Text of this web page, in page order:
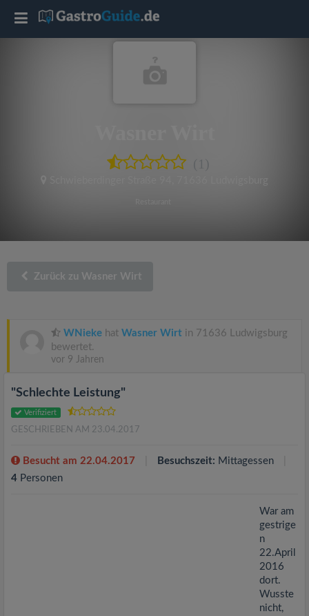
(1)
Zurück zu Wasner Wirt
WNieke hat Wasner Wirt in 71636 Ludwigsburg
bewertet.
vor 9 Jahren
"Schlechte Leistung"
Verifiziert
GESCHRIEBEN AM 23.04.2017
Besucht am 22.04.2017 Besuchszeit: Mittagessen
4 Personen
War am
gestrige
n
22.April
2016
dort.
Wusste
nicht,
T
a
t